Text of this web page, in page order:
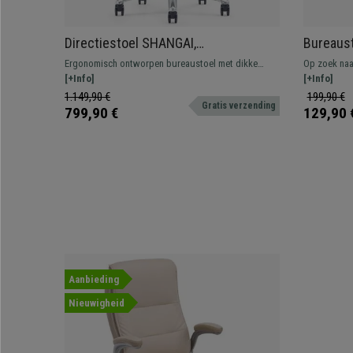
Directiestoel SHANGAI,
Buitengewoon Comfortabel en
Robuust, Hoogwaardig Echt Leder,
Lichtbruin
Ergonomisch ontworpen bureaustoel met dikke
vulling. Zeer elegant, met zichtbare naden. Gemaakt
van hoogwaardige materialen en bekleed met echt
leder.
[+Info]
1.149,90 €
799,90 € Gratis verzending
oranje
Op zoek
is ideaal
[+Info]
199,90 €
129,90
Aanbieding
Nieuwigheid